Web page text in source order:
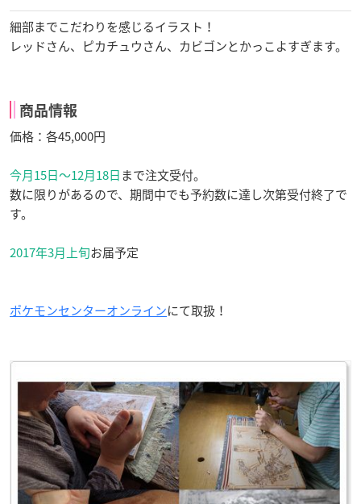
細部までこだわりを感じるイラスト！
レッドさん、ピカチュウさん、カビゴンとかっこよすぎます。
商品情報
価格：各45,000円
今月15日〜12月18日まで注文受付。
数に限りがあるので、期間中でも予約数に達し次第受付終了で
す。
2017年3月上旬お届予定
ポケモンセンターオンラインにて取扱！